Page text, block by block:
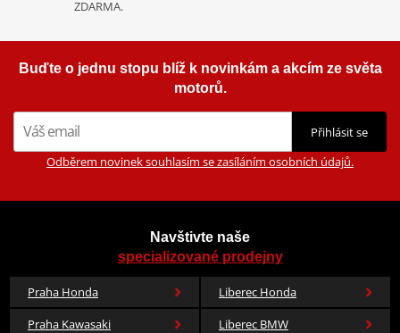
ZDARMA.
Buďte o jednu stopu blíž k novinkám a akcím ze světa
motorů.
Přihlásit se
Odběrem novinek souhlasím se zasíláním osobních údajů.
Navštivte naše
specializované prodejny
Praha Honda
Liberec Honda
Praha Kawasaki
Liberec BMW